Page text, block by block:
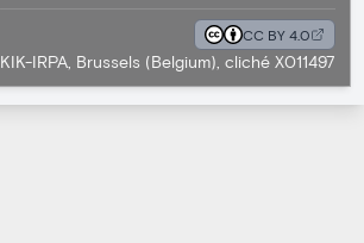
CC BY 4.0
KIK-IRPA, Brussels (Belgium), cliché X011497